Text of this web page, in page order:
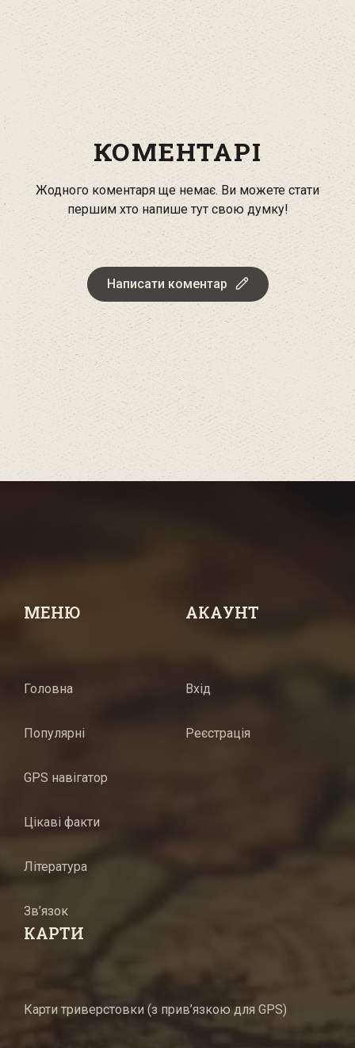
КОМЕНТАРІ
Жодного коментаря ще немає. Ви можете стати
першим хто напише тут свою думку!
Написати коментар
МЕНЮ
Головна
Популярні
GPS навігатор
Цікаві факти
Література
Зв’язок
АКАУНТ
Вхід
Реєстрація
КАРТИ
Карти триверстовки (з прив’язкою для GPS)